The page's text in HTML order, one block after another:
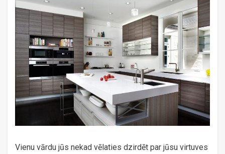
Vienu vārdu jūs nekad vēlaties dzirdēt par jūsu virtuves